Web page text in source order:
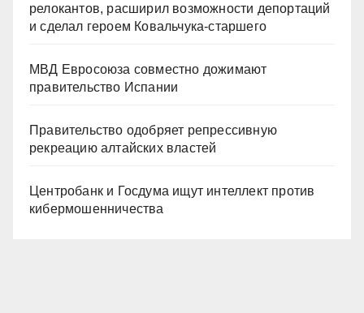
релокантов, расширил возможности депортаций
и сделал героем Ковальчука-старшего
МВД Евросоюза совместно дожимают
правительство Испании
Правительство одобряет репрессивную
рекреацию алтайских властей
Центробанк и Госдума ищут интеллект против
кибермошенничества